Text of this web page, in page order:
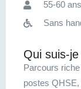
55-60 ans
Sans
Qui suis-
Parcours
postes